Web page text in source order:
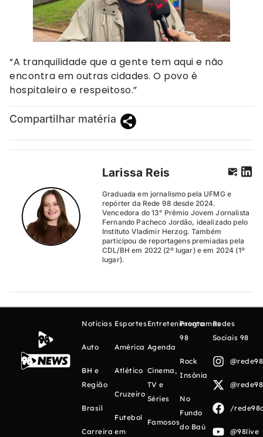
“A tranquilidade que a gente tem aqui e não
encontra em outras cidades. O povo é
hospitaleiro e respeitoso.”
Compartilhar matéria
Larissa Reis
Graduada em jornalismo pela UFMG e
repórter da Rede 98 desde 2024.
Vencedora do 13° Prêmio Jovem Jornalista
Fernando Pacheco Jordão, idealizado pelo
Instituto Vladimir Herzog. Também
participou de reportagens premiadas pela
CDL/BH em 2022 (2º lugar) e em 2024 (1º
lugar).
Notícias
Auto
BH e
Região
Brasil
Carreira
Esportes
América
Atlético
Cruzeiro
Futebol
em
Entretenimento
Agenda
Cinema,
TV e
Séries
Famosos
Programas
98
Rock
Insônia
No
Fundo
do Baú
Redes
Sociais 98
/
@98live